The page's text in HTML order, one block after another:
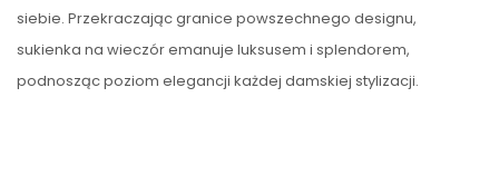
siebie. Przekraczając granice powszechnego designu,
sukienka na wieczór emanuje luksusem i splendorem,
podnosząc poziom elegancji każdej damskiej stylizacji.